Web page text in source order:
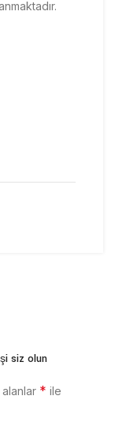
siz olun
* ile